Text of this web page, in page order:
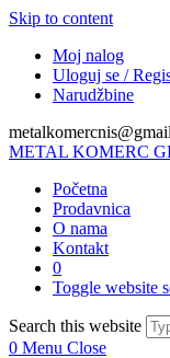
Skip to content
Moj nalog
Uloguj se /
Narudžbine
METAL KOMERC
Početna
Prodavnica
O nama
Kontakt
0
Toggle website
Search this website
0 Menu Close